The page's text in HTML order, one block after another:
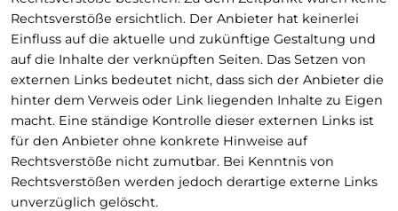
Rechtsverstöße ersichtlich. Der Anbieter hat keinerlei
Einfluss auf die aktuelle und zukünftige Gestaltung und
auf die Inhalte der verknüpften Seiten. Das Setzen von
externen Links bedeutet nicht, dass sich der Anbieter die
hinter dem Verweis oder Link liegenden Inhalte zu Eigen
macht. Eine ständige Kontrolle dieser externen Links ist
für den Anbieter ohne konkrete Hinweise auf
Rechtsverstöße nicht zumutbar. Bei Kenntnis von
Rechtsverstößen werden jedoch derartige externe Links
unverzüglich gelöscht.